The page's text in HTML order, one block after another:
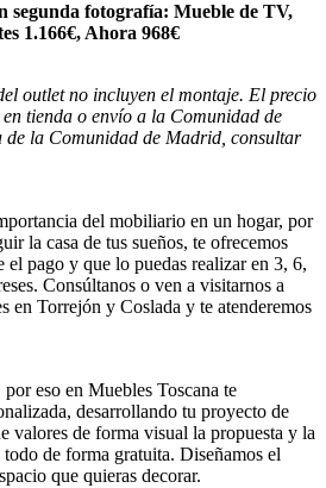
segunda fotografía: Mueble de TV,
1.166€, Ahora 968€
outlet no incluyen el montaje. El precio
tienda o envío a la Comunidad de
la Comunidad de Madrid, consultar
del mobiliario en un hogar, por
la casa de tus sueños, te ofrecemos
pago y que lo puedas realizar en 3, 6,
Consúltanos o ven a visitarnos a
en Torrejón y Coslada y te atenderemos
eso en Muebles Toscana te
desarrollando tu proyecto de
valores de forma visual la propuesta y la
de forma gratuita. Diseñamos el
que quieras decorar.